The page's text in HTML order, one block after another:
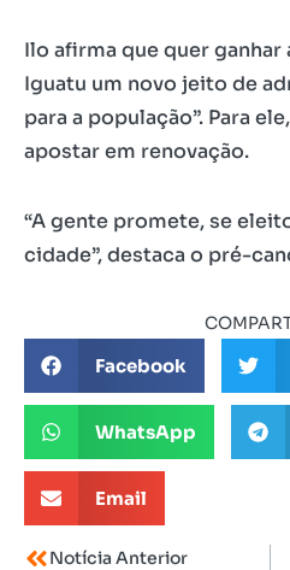
Ilo afirma que quer ganhar
Iguatu um novo jeito de
para a população”. Para
apostar em renovação.
“A gente promete, se
cidade”, destaca o pré-
Facebook
WhatsApp
Email
Notícia Anterior